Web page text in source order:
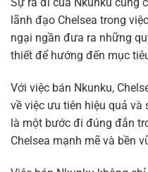
lãnh đạo Chelsea trong
ngại ngần đưa ra những
thiết để hướng đến mục
Với việc bán Nkunku,
về việc ưu tiên hiệu quả
là một bước đi đúng đắn
Chelsea mạnh mẽ và bền